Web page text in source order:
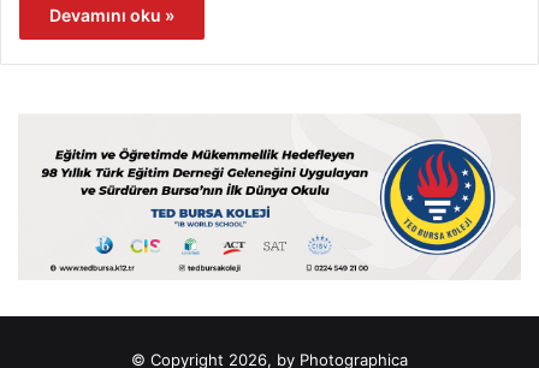
Devamını oku »
© Copyright 2026, by Photographica